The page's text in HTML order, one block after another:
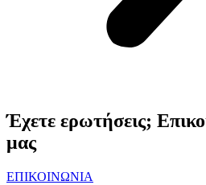
Έχετε ερωτήσεις;
μας
ΕΠΙΚΟΙΝΩΝΙΑ